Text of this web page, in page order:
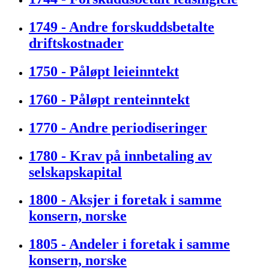
1749 - Andre forskuddsbetalte
driftskostnader
1750 - Påløpt leieinntekt
1760 - Påløpt renteinntekt
1770 - Andre periodiseringer
1780 - Krav på innbetaling av
selskapskapital
1800 - Aksjer i foretak i samme
konsern, norske
1805 - Andeler i foretak i samme
konsern, norske